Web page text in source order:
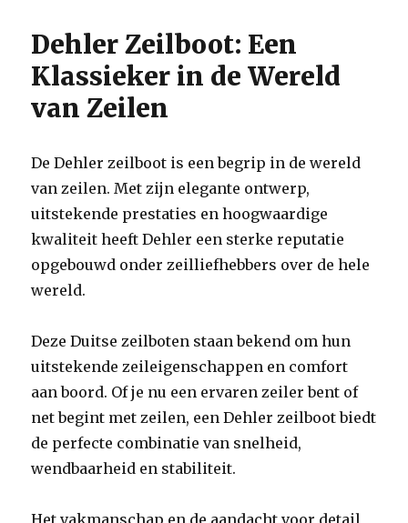
Dehler Zeilboot: Een
Klassieker in de Wereld
van Zeilen
De Dehler zeilboot is een begrip in de wereld
van zeilen. Met zijn elegante ontwerp,
uitstekende prestaties en hoogwaardige
kwaliteit heeft Dehler een sterke reputatie
opgebouwd onder zeilliefhebbers over de hele
wereld.
Deze Duitse zeilboten staan bekend om hun
uitstekende zeileigenschappen en comfort
aan boord. Of je nu een ervaren zeiler bent of
net begint met zeilen, een Dehler zeilboot biedt
de perfecte combinatie van snelheid,
wendbaarheid en stabiliteit.
Het vakmanschap en de aandacht voor detail